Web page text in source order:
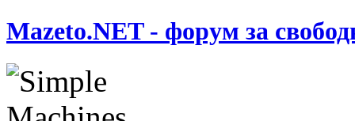
Mazeto.NET - форум за